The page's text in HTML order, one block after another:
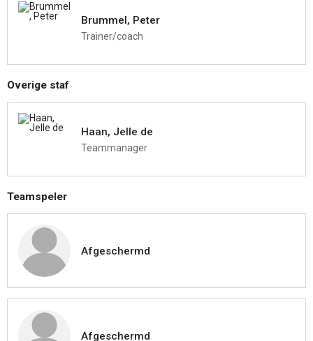
Brummel, Peter
Trainer/coach
Overige staf
Haan, Jelle de
Teammanager
Teamspeler
Afgeschermd
Afgeschermd